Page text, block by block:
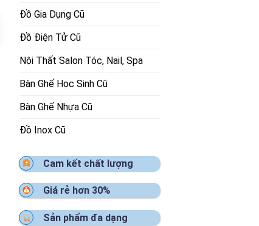
Đồ Gia Dụng Cũ
Đồ Điện Tử Cũ
Nội Thất Salon Tóc, Nail, Spa
Bàn Ghế Học Sinh Cũ
Bàn Ghế Nhựa Cũ
Đồ Inox Cũ
Cam kết chất lượng
Giá rẻ hơn 30%
Sản phẩm đa dạng